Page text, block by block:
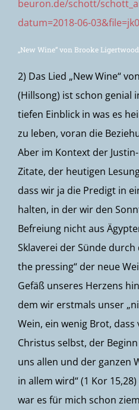
beuron.de/schott/
datum=2018-06-
„New Wine“ von Brooke Ligertwood
2) Das Lied „New Wine“
(Hillsong) ist schon genial
tiefen Einblick in was es
zu leben, voran die
Aber im Kontext der
Zitate, der heutigen
dass wir ja die Predigt in
halten, in der wir den
Befreiung nicht aus
Sklaverei der Sünde
the pressing“ der neue
Gefäß unseres Herzens
dem wir erstmals unser
Wein, ein wenig Brot,
Christus selbst, der
uns allen und der ganzen
in allem wird“ (1 Kor
war es für mich schon